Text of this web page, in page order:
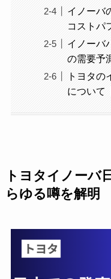
イノーバ
コストパ
イノーバ
の需要予
トヨタの
について
トヨタイノーバ
らゆる噂を解明